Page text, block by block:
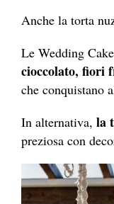
Anche la torta
Le Wedding
cioccolato, fiori
che conquistano
In alternativa, la
preziosa con